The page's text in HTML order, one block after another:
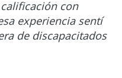
con
experiencia sentí
de discapacitados